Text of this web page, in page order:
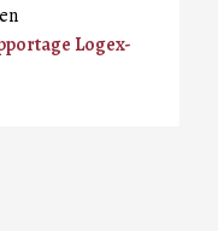
Logex-